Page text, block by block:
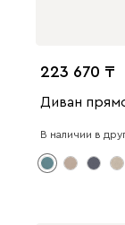
223 670
Диван
В наличии в